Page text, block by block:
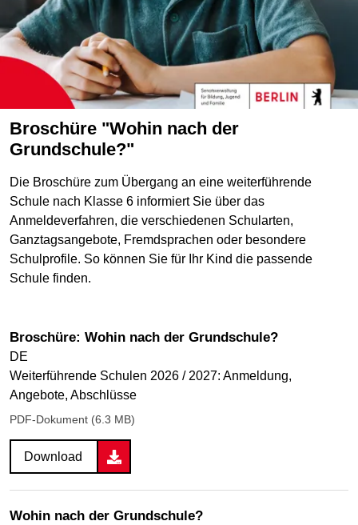
Broschüre "Wohin nach der
Grundschule?"
Die Broschüre zum Übergang an eine weiterführende
Schule nach Klasse 6 informiert Sie über das
Anmeldeverfahren, die verschiedenen Schularten,
Ganztagsangebote, Fremdsprachen oder besondere
Schulprofile. So können Sie für Ihr Kind die passende
Schule finden.
Broschüre: Wohin nach der Grundschule?
DE
Weiterführende Schulen 2026 / 2027: Anmeldung,
Angebote, Abschlüsse
PDF-Dokument (6.3 MB)
Download
Wohin nach der Grundschule?